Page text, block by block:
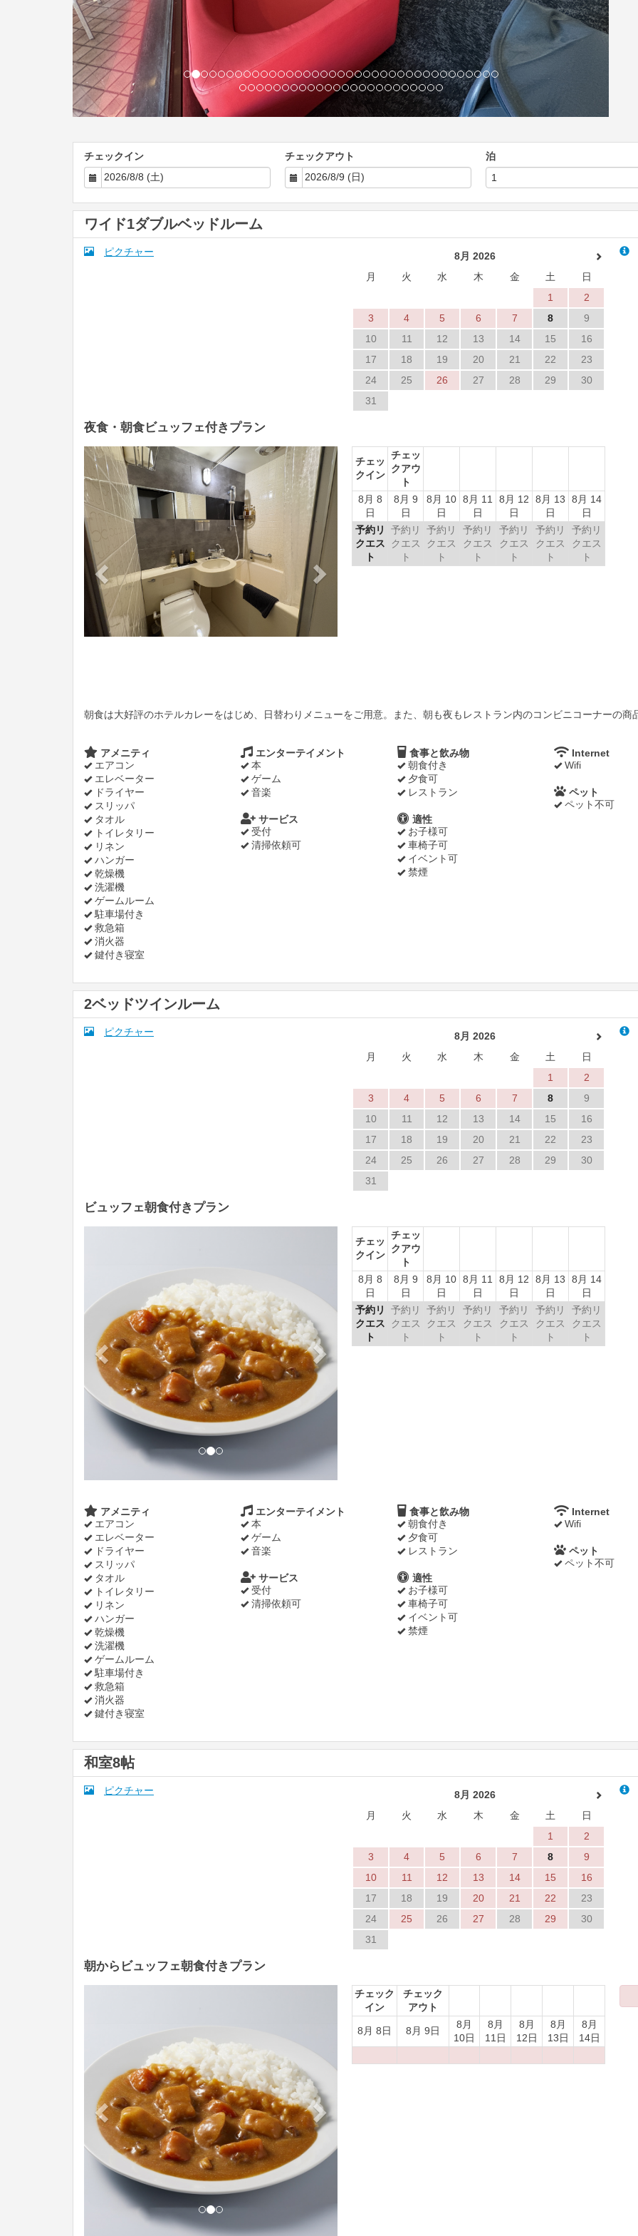
チェックイン チェックアウト 泊
ワイド1ダブルベッドルーム
ピクチャー
8月 2026
月
火 水 木 金 土
日
1
2
3
4 5 6 7 8
9
10
11 12 13 14 15
16
17
18 19 20 21 22
23
24
25 26 27 28 29
30
31
夜食・朝食ビュッフェ付きプラン
Previous Next
チェッ
クイン
チェッ
クアウ
ト
8月 8
日
8月 9
日
8月 10
日
8月 11
日
8月 12
日
8月 13
日
8月 14
日
予約リ
クエス
ト
予約リ
クエス
ト
予約リ
クエス
ト
予約リ
クエス
ト
予約リ
クエス
ト
予約リ
クエス
ト
予約リ
クエス
ト
朝食は大好評のホテルカレーをはじめ、日替わりメニューをご用意。また、朝も夜もレストラン内のコンビニコーナーの商
アメニティ
エアコン
エレベーター
ドライヤー
スリッパ
タオル
トイレタリー
リネン
ハンガー
乾燥機
洗濯機
ゲームルーム
駐車場付き
救急箱
消火器
鍵付き寝室
エンターテイメント
本
ゲーム
音楽
食事と飲み物
朝食付き
夕食可
レストラン
Internet
Wifi
ペット
ペット不可
サービス
受付
清掃依頼可
適性
お子様可
車椅子可
イベント可
禁煙
2ベッドツインルーム
ピクチャー
8月 2026
月
火 水 木 金 土
日
1
2
3
4 5 6 7 8
9
10
11 12 13 14 15
16
17
18 19 20 21 22
23
24
25 26 27 28 29
30
31
ビュッフェ朝食付きプラン
チェッ
クイン
チェッ
クアウ
ト
8月 8
日
8月 9
日
8月 10
日
8月 11
日
8月 12
日
8月 13
日
8月 14
日
予約リ
クエス
ト
予約リ
クエス
ト
予約リ
クエス
ト
予約リ
クエス
ト
予約リ
クエス
ト
予約リ
クエス
ト
予約リ
クエス
ト
アメニティ
エアコン
エレベーター
ドライヤー
スリッパ
タオル
トイレタリー
リネン
ハンガー
乾燥機
洗濯機
ゲームルーム
駐車場付き
救急箱
消火器
鍵付き寝室
エンターテイメント
本
ゲーム
音楽
食事と飲み物
朝食付き
夕食可
レストラン
Internet
Wifi
ペット
ペット不可
サービス
受付
清掃依頼可
適性
お子様可
車椅子可
イベント可
禁煙
和室8帖
ピクチャー
8月 2026
月
火 水 木 金 土
日
1
2
3
4 5 6 7 8
9
10
11 12 13 14 15
16
17
18 19 20 21 22
23
24
25 26 27 28 29
30
31
朝からビュッフェ朝食付きプラン
チェック
イン
チェック
アウト
8月 8日 8月 9日
8月
10日
8月
11日
8月
12日
8月
13日
8月
14日